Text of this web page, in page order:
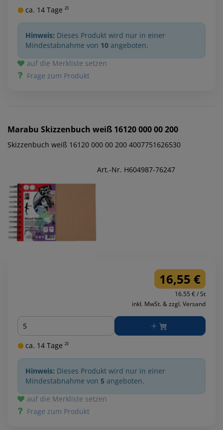
ca. 14 Tage ²⁾
Hinweis: Dieses Produkt wird nur in einer
Mindestabnahme von 10 angeboten.
auf die Merkliste setzen
Frage zum Produkt
Marabu Skizzenbuch weiß 16120 000 00 200
Skizzenbuch weiß 16120 000 00 200 4007751626530
Art.-Nr. H604987-76247
16,55 €
16.55 € / St
inkl. MwSt. & zzgl. Versand
Menge
ca. 14 Tage ²⁾
Hinweis: Dieses Produkt wird nur in einer
Mindestabnahme von 5 angeboten.
auf die Merkliste setzen
Frage zum Produkt